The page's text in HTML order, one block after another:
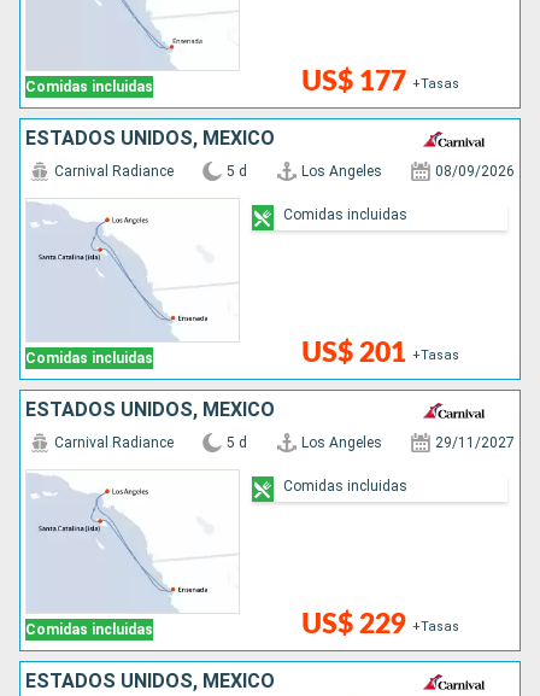
Comidas incluidas US$ 177 +Tasas
ESTADOS UNIDOS, MÉXICO
Comidas incluidas
Carnival Radiance 5 d Los Angeles 08/09/2026
US$ 201 +Tasas
Comidas incluidas
ESTADOS UNIDOS, MÉXICO
Comidas incluidas
Carnival Radiance 5 d Los Angeles 29/11/2027
US$ 229 +Tasas
Comidas incluidas
ESTADOS UNIDOS, MÉXICO